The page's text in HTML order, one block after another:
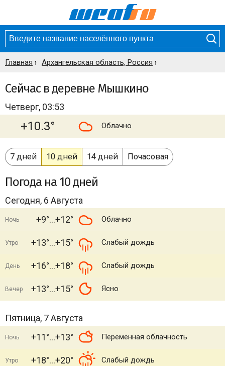
Главная Архангельская область, Россия
Сейчас в деревне Мышкино
Четверг, 03:53
+10.3° Облачно
7 дней 10 дней 14 дней Почасовая
Погода на 10 дней
Сегодня, 6 Августа
Ночь +9° +12° Облачно
Утро +13° +15° Слабый дождь
День +16° +18° Слабый дождь
Вечер +13° +15° Ясно
Пятница, 7 Августа
Ночь +11° +13° Переменная облачность
Утро +18° +20° Слабый дождь